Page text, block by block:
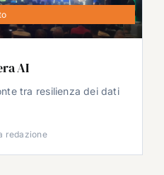
AI
tra resilienza dei dati
redazione